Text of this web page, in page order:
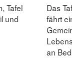
Tafel
und
Das
fährt
an